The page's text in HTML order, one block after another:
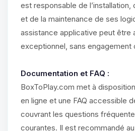
est responsable de l’installation,
et de la maintenance de ses
assistance applicative peut être
exceptionnel, sans engagement
Documentation et FAQ :
BoxToPlay.com met à
en ligne et une FAQ accessible
couvrant les questions
courantes. Il est recommandé